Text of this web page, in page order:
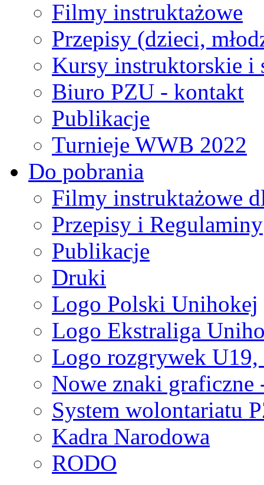
Filmy instruktażowe
Przepisy (dzieci,
Kursy instruktorskie i
Biuro PZU - kontakt
Publikacje
Turnieje WWB 2022
Do pobrania
Filmy instruktażowe
Przepisy i Regulaminy
Publikacje
Druki
Logo Polski Unihokej
Logo Ekstraliga
Logo rozgrywek
Nowe znaki graficzne
System wolontariatu
Kadra Narodowa
RODO